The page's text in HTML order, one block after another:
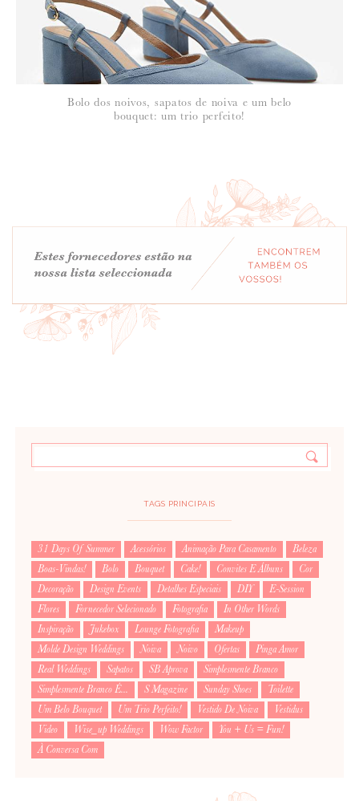
Bolo dos noivos, sapatos de noiva e um belo
bouquet: um trio perfeito!
TAGS PRINCIPAIS
31 Days Of Summer Acessórios Animação Para Casamento
Beleza
Boas-Vindas!
Bolo Bouquet Cake! Convites E Álbuns
Cor
Decoração
Design Events Detalhes Especiais DIY
E-Session
Flores
Fornecedor Selecionado Fotografia
In Other Words
Inspiração
Jukebox Lounge Fotografia
Makeup
Molde Design Weddings
Noiva Noivo Ofertas
Pinga Amor
Real Weddings
Sapatos SB Aprova
Simplesmente Branco
Simplesmente Branco É...
S Magazine Sunday Shoes
Toilette
Um Belo Bouquet
Um Trio Perfeito! Vestido De Noiva
Vestidus
Video
Wise_up Weddings Wow Factor
You + Us = Fun!
À Conversa Com